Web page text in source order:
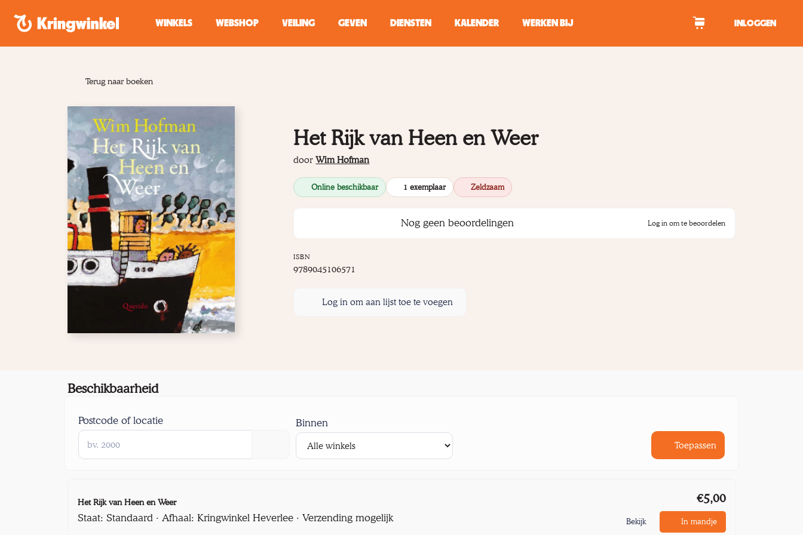
WINKELS
WEBSHOP VEILING GEVEN DIENSTEN KALENDER WERKEN BIJ
Typ minstens 2 tekens om te zoeken.
INLOGGEN
Terug naar boeken
Het Rijk van Heen en Weer
doorWim Hofman
Online beschikbaar 1 exemplaar Zeldzaam
Nog geen beoordelingen Log in om te beoordelen
ISBN
9789045106571
Log in om aan lijst toe te voegen
Beschikbaarheid
Postcode of locatie Binnen
Toepassen
Het Rijk van Heen en Weer
Staat: Standaard · Afhaal: Kringwinkel Heverlee · Verzending mogelijk
€5,00
Bekijk In mandje